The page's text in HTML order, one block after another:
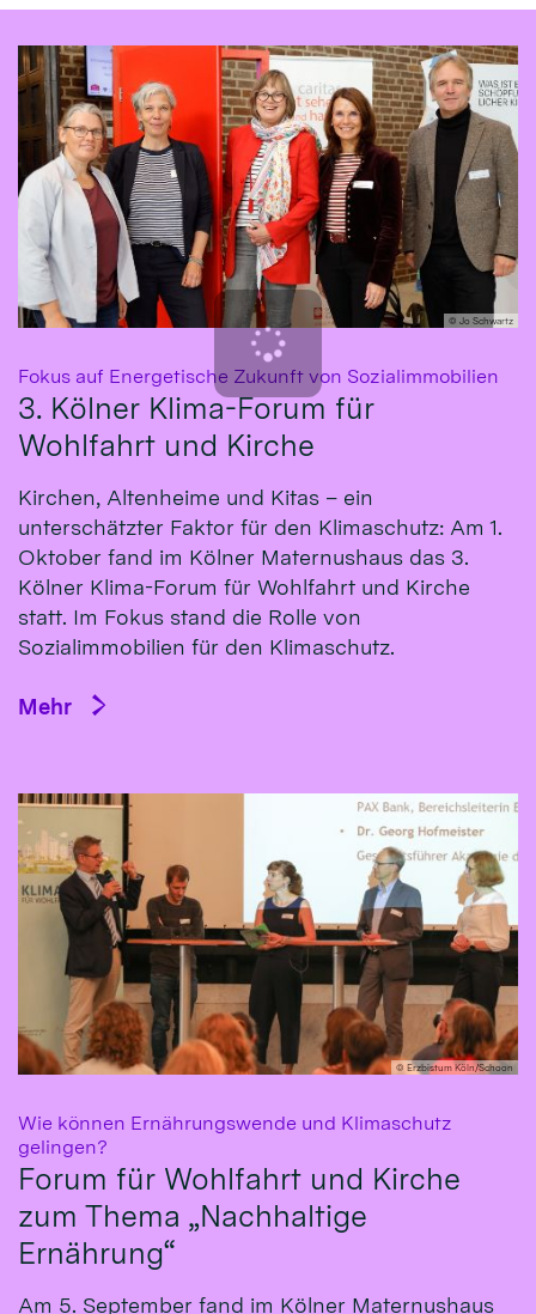
© Jo Schwartz
Fokus auf Energetische Zukunft von Sozialimmobilien
3. Kölner Klima-Forum für
Wohlfahrt und Kirche
Kirchen, Altenheime und Kitas – ein
unterschätzter Faktor für den Klimaschutz: Am 1.
Oktober fand im Kölner Maternushaus das 3.
Kölner Klima-Forum für Wohlfahrt und Kirche
statt. Im Fokus stand die Rolle von
Sozialimmobilien für den Klimaschutz.
Mehr
© Erzbistum Köln/Schoon
Wie können Ernährungswende und Klimaschutz
gelingen?
Forum für Wohlfahrt und Kirche
zum Thema „Nachhaltige
Ernährung“
Am 5. September fand im Kölner Maternushaus